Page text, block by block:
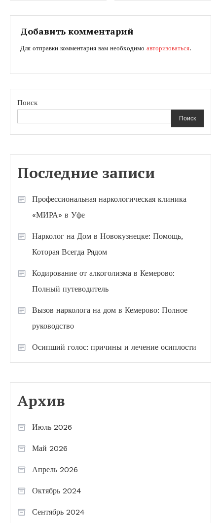
по
записям
Добавить комментарий
Для отправки комментария вам необходимо авторизоваться.
Поиск
Поиск
Последние записи
Профессиональная наркологическая клиника
«МИРА» в Уфе
Нарколог на Дом в Новокузнецке: Помощь,
Которая Всегда Рядом
Кодирование от алкоголизма в Кемерово:
Полный путеводитель
Вызов нарколога на дом в Кемерово: Полное
руководство
Осипший голос: причины и лечение осиплости
Архив
Июль 2026
Май 2026
Апрель 2026
Октябрь 2024
Сентябрь 2024